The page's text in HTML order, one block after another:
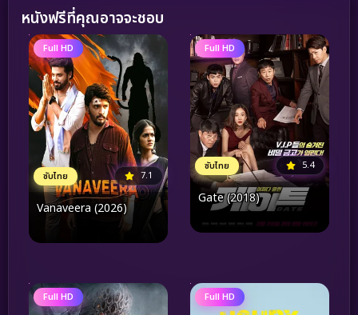
หนังฟรีที่คุณอาจจะชอบ
Full HD
ซับไทย 7.1
Vanaveera (2026)
Full HD
ซับไทย 5.4
Gate (2018)
Full HD Full HD